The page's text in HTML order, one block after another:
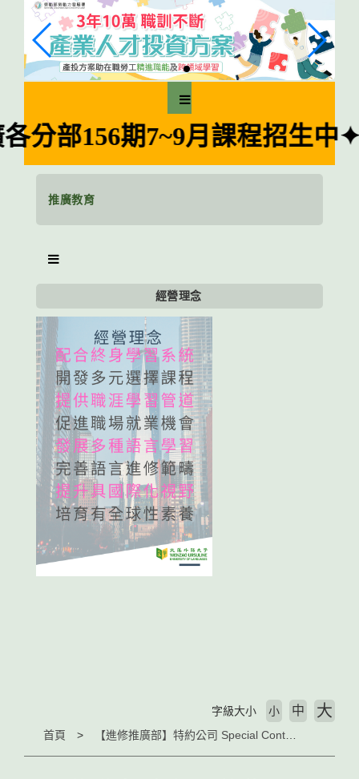
塊 部156期7~9月課程招生中✦
推廣教育
經營理念
首頁
字級大小 小 中 大